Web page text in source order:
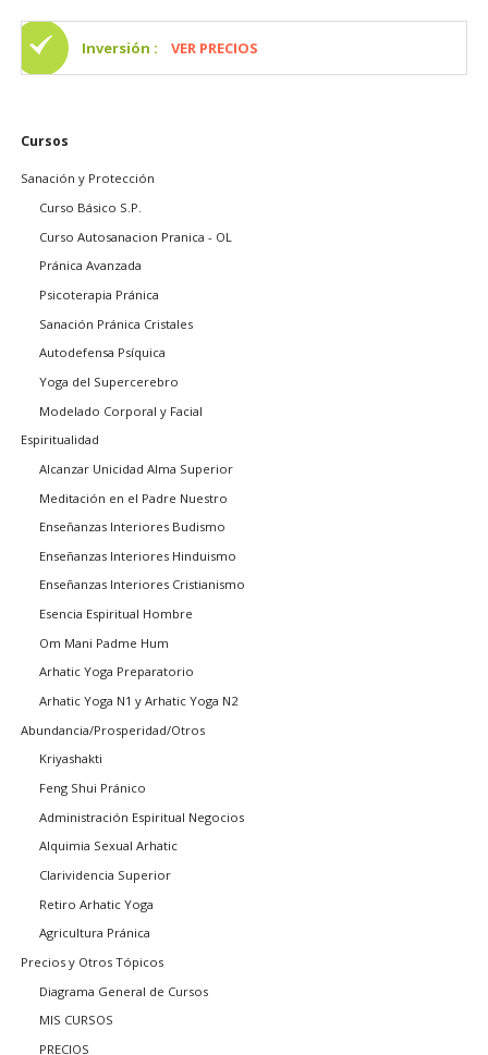
Inversión :VER PRECIOS
Saltar
Cursos
Sanación y Protección
Curso Básico S.P.
Curso Autosanacion Pranica - OL
Pránica Avanzada
Psicoterapia Pránica
Sanación Pránica Cristales
Autodefensa Psíquica
Yoga del Supercerebro
Modelado Corporal y Facial
Espiritualidad
Alcanzar Unicidad Alma Superior
Meditación en el Padre Nuestro
Enseñanzas Interiores Budismo
Enseñanzas Interiores Hinduismo
Enseñanzas Interiores Cristianismo
Esencia Espiritual Hombre
Om Mani Padme Hum
Arhatic Yoga Preparatorio
Arhatic Yoga N1 y Arhatic Yoga N2
Abundancia/Prosperidad/Otros
Kriyashakti
Feng Shui Pránico
Administración Espiritual Negocios
Alquimia Sexual Arhatic
Clarividencia Superior
Retiro Arhatic Yoga
Agricultura Pránica
Precios y Otros Tópicos
Diagrama General de Cursos
MIS CURSOS
PRECIOS